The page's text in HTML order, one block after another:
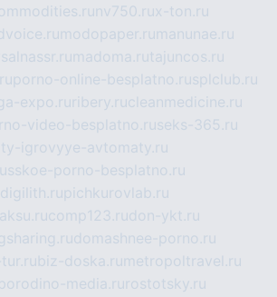
nv750.rux-ton.ru
modopaper.ru manunae.ru
madoma.rutajuncos.ru
porno-online-besplatno.rusplclub.ru
expo.ru ribery.rucleanmedicine.ru
video-besplatno.ruseks-365.ru
igrovyye-avtomaty.ru
russkoe-porno-besplatno.ru
digilith.rupichkurovlab.ru
comp123.rudon-ykt.ru
domashnee-porno.ru
biz-doska.ru metropoltravel.ru
borodino-media.ru rostotsky.ru